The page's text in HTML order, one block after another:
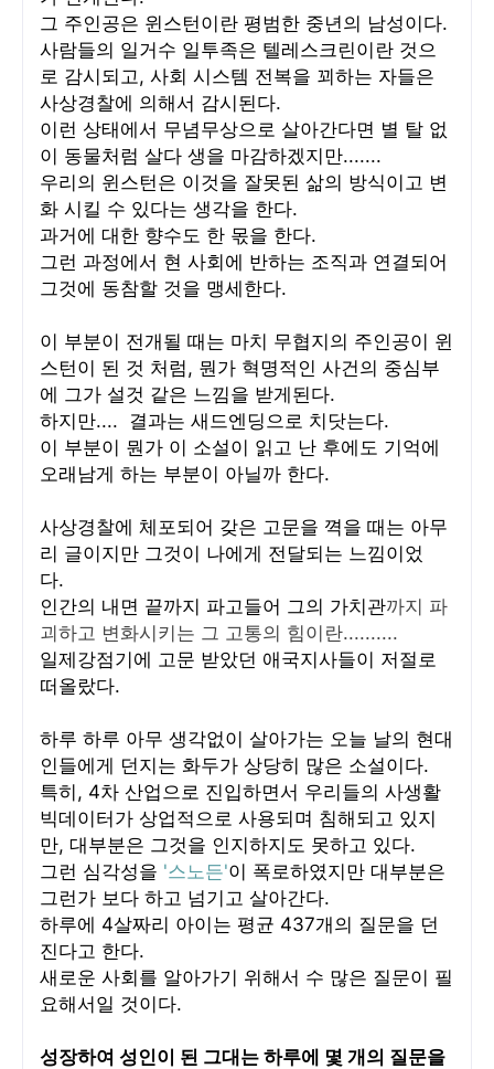
그 주인공은 윈스턴이란 평범한 중년의 남성이다.
사람들의 일거수 일투족은 텔레스크린이란 것으
로 감시되고, 사회 시스템 전복을 꾀하는 자들은
사상경찰에 의해서 감시된다.
이런 상태에서 무념무상으로 살아간다면 별 탈 없
이 동물처럼 살다 생을 마감하겠지만.......
우리의 윈스턴은 이것을 잘못된 삶의 방식이고 변
화 시킬 수 있다는 생각을 한다.
과거에 대한 향수도 한 몫을 한다.
그런 과정에서 현 사회에 반하는 조직과 연결되어
그것에 동참할 것을 맹세한다.
이 부분이 전개될 때는 마치 무협지의 주인공이 윈
스턴이 된 것 처럼, 뭔가 혁명적인 사건의 중심부
에 그가 설것 같은 느낌을 받게된다.
하지만.... 결과는 새드엔딩으로 치닷는다.
이 부분이 뭔가 이 소설이 읽고 난 후에도 기억에
오래남게 하는 부분이 아닐까 한다.
사상경찰에 체포되어 갖은 고문을 껵을 때는 아무
리 글이지만 그것이 나에게 전달되는 느낌이었
다.
인간의 내면 끝까지 파고들어 그의 가치관까지 파
괴하고 변화시키는 그 고통의 힘이란..........
일제강점기에 고문 받았던 애국지사들이 저절로
떠올랐다.
하루 하루 아무 생각없이 살아가는 오늘 날의 현대
인들에게 던지는 화두가 상당히 많은 소설이다.
특히, 4차 산업으로 진입하면서 우리들의 사생활
빅데이터가 상업적으로 사용되며 침해되고 있지
만, 대부분은 그것을 인지하지도 못하고 있다.
그런 심각성을 '스노든'이 폭로하였지만 대부분은
그런가 보다 하고 넘기고 살아간다.
하루에 4살짜리 아이는 평균 437개의 질문을 던
진다고 한다.
새로운 사회를 알아가기 위해서 수 많은 질문이 필
요해서일 것이다.
성장하여 성인이 된 그대는 하루에 몇 개의 질문을